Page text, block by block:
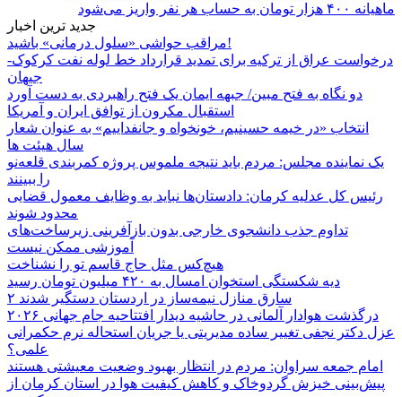
ماهیانه ۴۰۰ هزار تومان به حساب هر نفر واریز می‌شود
جدید ترین اخبار
مراقب حواشی «سلول درمانی» باشید!
درخواست عراق از ترکیه برای تمدید قرارداد خط لوله نفت کرکوک-
جیهان
دو نگاه به فتح مبین/ جبهه ایمان یک فتح راهبردی به دست آورد
استقبال مکرون از توافق ایران و آمریکا
انتخاب «در خیمه حسینیم، خونخواه و جانفداییم» به عنوان شعار
سال هیئت ها
یک نماینده مجلس: مردم باید نتیجه ملموس پروژه کمربندی قلعه‌نو
را ببینند
رئیس کل عدلیه کرمان: دادستان‌ها نباید به وظایف معمول قضایی
محدود شوند
تداوم جذب دانشجوی خارجی بدون بازآفرینی زیرساخت‌های
آموزشی ممکن نیست
هیچ‌کس مثل حاج قاسم تو را نشناخت
دیه شکستگی استخوان امسال به ۴۲۰ میلیون تومان رسید
۲ سارق منازل نیمه‌ساز در اردستان دستگیر شدند
درگذشت هوادار آلمانی در حاشیه دیدار افتتاحیه جام جهانی ۲۰۲۶
عزل دکتر نجفی تغییر ساده مدیریتی یا جریان استحاله نرم حکمرانی
علمی؟
امام جمعه سراوان: مردم در انتظار بهبود وضعیت معیشتی هستند
پیش‌بینی خیزش گردوخاک و کاهش کیفیت هوا در استان کرمان از